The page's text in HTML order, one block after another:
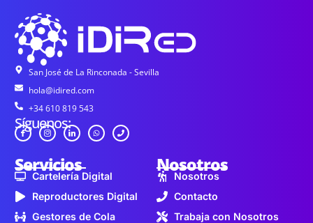
San José de La Rinconada - Sevilla
hola@idired.com
+34 610 819 543
Síguenos:
Servicios
Cartelería Digital
Reproductores Digital
Gestores de Cola
Nosotros
Nosotros
Contacto
Trabaja con Nosotros